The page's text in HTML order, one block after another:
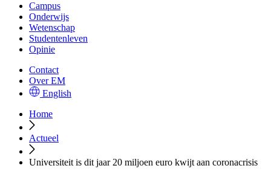
Campus
Onderwijs
Wetenschap
Studentenleven
Opinie
Contact
Over EM
English
Home
Actueel
Universiteit is dit jaar 20 miljoen euro kwijt aan coronacrisis